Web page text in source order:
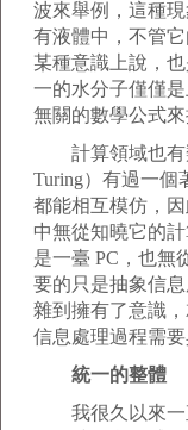
波來舉例，這種
有液體中，不管
某種意識上說，
一的水分子僅僅
無關的數學公式來
計算領域也有
Turing）有過一個
都能相互模仿，
中無從知曉它的
是一臺 PC，也無
要的只是抽象信
雜到擁有了意識
信息處理過程需
統一的整體
我很久以來一